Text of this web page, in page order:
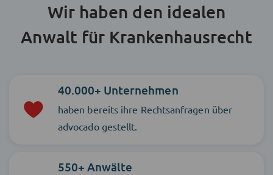
Wir haben den idealen
Anwalt für Krankenhausrecht
40.000+ Unternehmen
haben bereits ihre Rechtsanfragen über
advocado gestellt.
550+ Anwälte